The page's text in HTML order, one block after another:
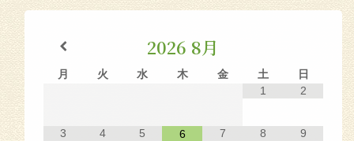
2026 8月
月 火 水 木 金 土
日
1
2
3 4 5 6 7 8 9